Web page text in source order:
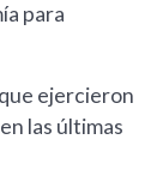
para
ejercieron
las últimas